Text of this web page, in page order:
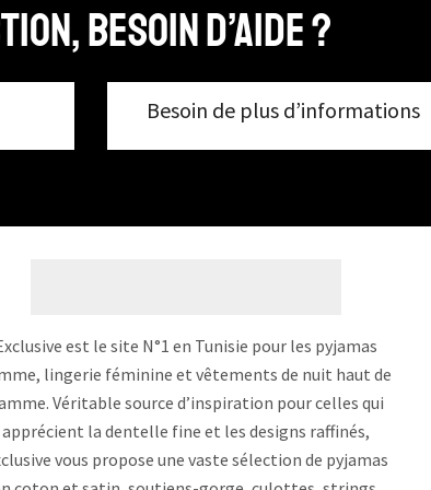
Besoin d’aide ?
Besoin de plus d’informations
est le site N°1 en Tunisie pour les pyjamas
lingerie féminine et vêtements de nuit haut de
Véritable source d’inspiration pour celles qui
apprécient la dentelle fine et les designs raffinés,
vous propose une vaste sélection de pyjamas